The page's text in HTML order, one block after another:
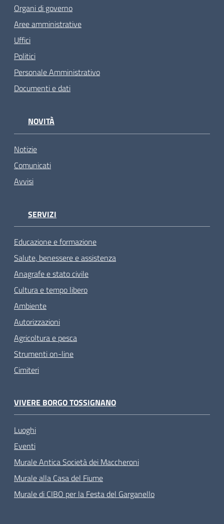
Organi di governo
Aree amministrative
Uffici
Politici
Personale Amministrativo
Documenti e dati
NOVITÀ
Notizie
Comunicati
Avvisi
SERVIZI
Educazione e formazione
Salute, benessere e assistenza
Anagrafe e stato civile
Cultura e tempo libero
Ambiente
Autorizzazioni
Agricoltura e pesca
Strumenti on-line
Cimiteri
VIVERE BORGO TOSSIGNANO
Luoghi
Eventi
Murale Antica Società dei Maccheroni
Murale alla Casa del Fiume
Murale di CIBO per la Festa del Garganello